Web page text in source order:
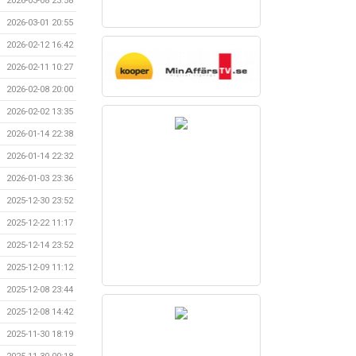
2026-03-01 20:55
2026-02-12 16:42
2026-02-11 10:27
2026-02-08 20:00
2026-02-02 13:35
2026-01-14 22:38
2026-01-14 22:32
2026-01-03 23:36
2025-12-30 23:52
2025-12-22 11:17
2025-12-14 23:52
2025-12-09 11:12
2025-12-08 23:44
2025-12-08 14:42
2025-11-30 18:19